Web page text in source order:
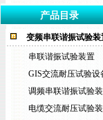
产品目录
变频串联谐振试验装
串联谐振试验装置
GIS交流耐压试验设
调频串联谐振试验
电缆交流耐压试验